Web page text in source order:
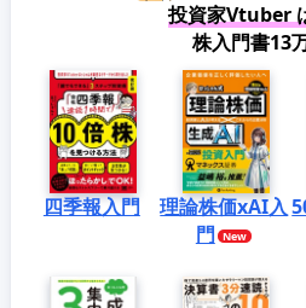
投資家Vtuber
株入門書13
四季報入門
理論株価xAI入
門